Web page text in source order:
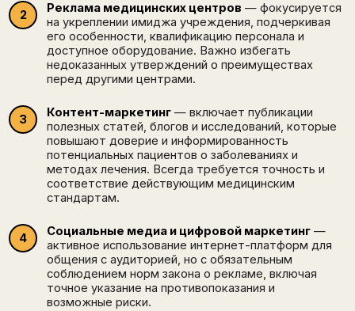
Реклама медицинских центров — фокусируется
на укреплении имиджа учреждения, подчеркивая
его особенности, квалификацию персонала и
доступное оборудование. Важно избегать
недоказанных утверждений о преимуществах
перед другими центрами.
Контент-маркетинг — включает публикации
полезных статей, блогов и исследований, которые
повышают доверие и информированность
потенциальных пациентов о заболеваниях и
методах лечения. Всегда требуется точность и
соответствие действующим медицинским
стандартам.
Социальные медиа и цифровой маркетинг —
активное использование интернет-платформ для
общения с аудиторией, но с обязательным
соблюдением норм закона о рекламе, включая
точное указание на противопоказания и
возможные риски.